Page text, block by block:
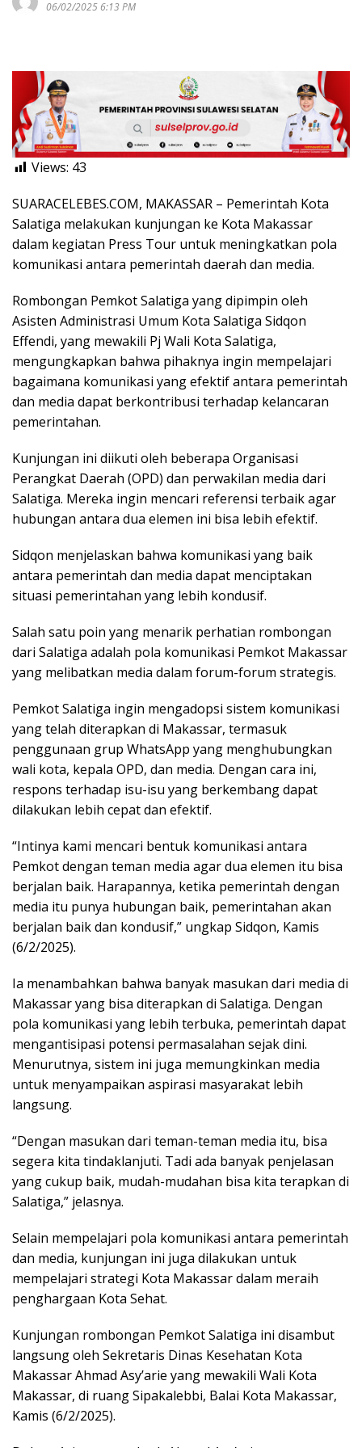
06/02/2025 6:13 PM
Views: 43
SUARACELEBES.COM, MAKASSAR – Pemerintah Kota
Salatiga melakukan kunjungan ke Kota Makassar
dalam kegiatan Press Tour untuk meningkatkan pola
komunikasi antara pemerintah daerah dan media.
Rombongan Pemkot Salatiga yang dipimpin oleh
Asisten Administrasi Umum Kota Salatiga Sidqon
Effendi, yang mewakili Pj Wali Kota Salatiga,
mengungkapkan bahwa pihaknya ingin mempelajari
bagaimana komunikasi yang efektif antara pemerintah
dan media dapat berkontribusi terhadap kelancaran
pemerintahan.
Kunjungan ini diikuti oleh beberapa Organisasi
Perangkat Daerah (OPD) dan perwakilan media dari
Salatiga. Mereka ingin mencari referensi terbaik agar
hubungan antara dua elemen ini bisa lebih efektif.
Sidqon menjelaskan bahwa komunikasi yang baik
antara pemerintah dan media dapat menciptakan
situasi pemerintahan yang lebih kondusif.
Salah satu poin yang menarik perhatian rombongan
dari Salatiga adalah pola komunikasi Pemkot Makassar
yang melibatkan media dalam forum-forum strategis.
Pemkot Salatiga ingin mengadopsi sistem komunikasi
yang telah diterapkan di Makassar, termasuk
penggunaan grup WhatsApp yang menghubungkan
wali kota, kepala OPD, dan media. Dengan cara ini,
respons terhadap isu-isu yang berkembang dapat
dilakukan lebih cepat dan efektif.
“Intinya kami mencari bentuk komunikasi antara
Pemkot dengan teman media agar dua elemen itu bisa
berjalan baik. Harapannya, ketika pemerintah dengan
media itu punya hubungan baik, pemerintahan akan
berjalan baik dan kondusif,” ungkap Sidqon, Kamis
(6/2/2025).
Ia menambahkan bahwa banyak masukan dari media di
Makassar yang bisa diterapkan di Salatiga. Dengan
pola komunikasi yang lebih terbuka, pemerintah dapat
mengantisipasi potensi permasalahan sejak dini.
Menurutnya, sistem ini juga memungkinkan media
untuk menyampaikan aspirasi masyarakat lebih
langsung.
“Dengan masukan dari teman-teman media itu, bisa
segera kita tindaklanjuti. Tadi ada banyak penjelasan
yang cukup baik, mudah-mudahan bisa kita terapkan di
Salatiga,” jelasnya.
Selain mempelajari pola komunikasi antara pemerintah
dan media, kunjungan ini juga dilakukan untuk
mempelajari strategi Kota Makassar dalam meraih
penghargaan Kota Sehat.
Kunjungan rombongan Pemkot Salatiga ini disambut
langsung oleh Sekretaris Dinas Kesehatan Kota
Makassar Ahmad Asy’arie yang mewakili Wali Kota
Makassar, di ruang Sipakalebbi, Balai Kota Makassar,
Kamis (6/2/2025).